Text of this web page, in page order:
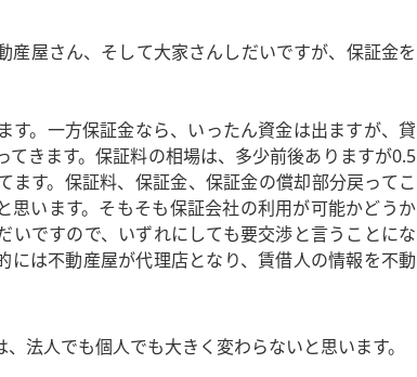
屋さん、そして大家さんしだいですが、保証金を
す。一方保証金なら、いったん資金は出ますが、貸
きます。保証料の相場は、多少前後ありますが0.5
す。保証料、保証金、保証金の償却部分戻ってこ
思います。そもそも保証会社の利用が可能かどうか
ですので、いずれにしても要交渉と言うことにな
には不動産屋が代理店となり、賃借人の情報を不動
法人でも個人でも大きく変わらないと思います。